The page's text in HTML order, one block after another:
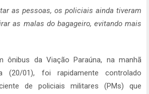
as pessoas, os policiais ainda tiveram
as malas do bagageiro, evitando mais
ônibus da Viação Paraúna, na manhã
(20/01), foi rapidamente controlado
de policiais militares (PMs) que